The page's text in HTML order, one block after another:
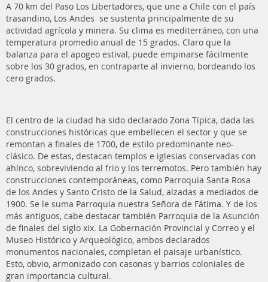
A 70 km del Paso Los Libertadores, que une a Chile con el país
trasandino, Los Andes se sustenta principalmente de su
actividad agrícola y minera. Su clima es mediterráneo, con una
temperatura promedio anual de 15 grados. Claro que la
balanza para el apogeo estival, puede empinarse fácilmente
sobre los 30 grados, en contraparte al invierno, bordeando los
cero grados.
El centro de la ciudad ha sido declarado Zona Típica, dada las
construcciones históricas que embellecen el sector y que se
remontan a finales de 1700, de estilo predominante neo-
clásico. De estas, destacan templos e iglesias conservadas con
ahínco, sobreviviendo al frio y los terremotos. Pero también hay
construcciones contemporáneas, como Parroquia Santa Rosa
de los Andes y Santo Cristo de la Salud, alzadas a mediados de
1900. Se le suma Parroquia nuestra Señora de Fátima. Y de los
más antiguos, cabe destacar también Parroquia de la Asunción
de finales del siglo xix. La Gobernación Provincial y Correo y el
Museo Histórico y Arqueológico, ambos declarados
monumentos nacionales, completan el paisaje urbanístico.
Esto, obvio, armonizado con casonas y barrios coloniales de
gran importancia cultural.